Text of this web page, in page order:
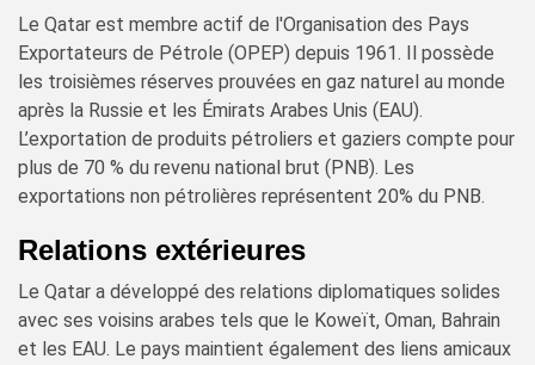
Le Qatar est membre actif de l'Organisation des Pays
Exportateurs de Pétrole (OPEP) depuis 1961. Il possède
les troisièmes réserves prouvées en gaz naturel au monde
après la Russie et les Émirats Arabes Unis (EAU).
L’exportation de produits pétroliers et gaziers compte pour
plus de 70 % du revenu national brut (PNB). Les
exportations non pétrolières représentent 20% du PNB.
Relations extérieures
Le Qatar a développé des relations diplomatiques solides
avec ses voisins arabes tels que le Koweït, Oman, Bahrain
et les EAU. Le pays maintient également des liens amicaux